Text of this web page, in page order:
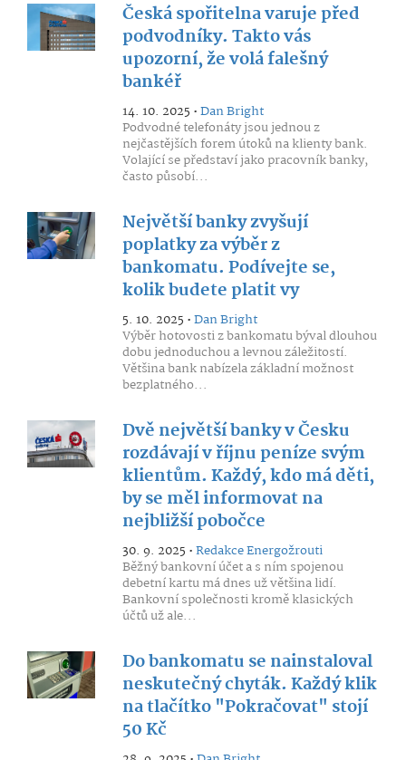
Česká spořitelna varuje před
podvodníky. Takto vás
upozorní, že volá falešný
bankéř
14. 10. 2025 •Dan Bright
Podvodné telefonáty jsou jednou z
nejčastějších forem útoků na klienty bank.
Volající se představí jako pracovník banky,
často působí...
Největší banky zvyšují
poplatky za výběr z
bankomatu. Podívejte se,
kolik budete platit vy
5. 10. 2025 •Dan Bright
Výběr hotovosti z bankomatu býval dlouhou
dobu jednoduchou a levnou záležitostí.
Většina bank nabízela základní možnost
bezplatného...
Dvě největší banky v Česku
rozdávají v říjnu peníze svým
klientům. Každý, kdo má děti,
by se měl informovat na
nejbližší pobočce
30. 9. 2025 •Redakce Energožrouti
Běžný bankovní účet a s ním spojenou
debetní kartu má dnes už většina lidí.
Bankovní společnosti kromě klasických
účtů už ale...
Do bankomatu se nainstaloval
neskutečný chyták. Každý klik
na tlačítko "Pokračovat" stojí
50 Kč